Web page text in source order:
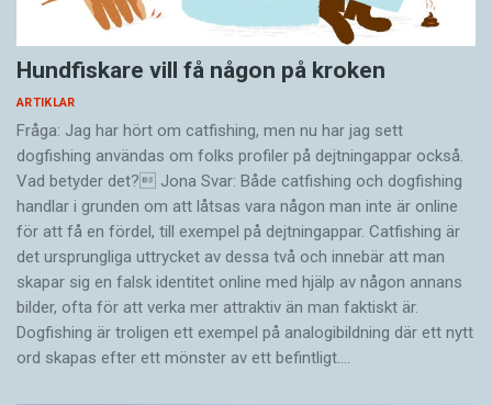
Hundfiskare vill få någon på kroken
ARTIKLAR
Fråga: Jag har hört om catfishing, men nu har jag sett
dogfishing användas om folks profiler på dejtningappar också.
Vad betyder det? Jona Svar: Både catfishing och dogfishing
handlar i grunden om att låtsas vara någon man inte är online
för att få en fördel, till exempel på dejtningappar. Catfishing är
det ursprungliga uttrycket av dessa två och innebär att man
skapar sig en falsk identitet online med hjälp av någon annans
bilder, ofta för att verka mer attraktiv än man faktiskt är.
Dogfishing är troligen ett exempel på analogibildning där ett nytt
ord skapas efter ett mönster av ett befintligt.…